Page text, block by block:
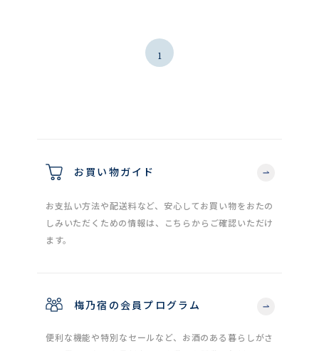
1
お買い物ガイド
お支払い方法や配送料など、安心してお買い物をおたの
しみいただくための情報は、こちらからご確認いただけ
ます。
梅乃宿の会員プログラム
便利な機能や特別なセールなど、お酒のある暮らしがさ